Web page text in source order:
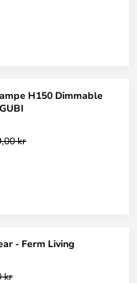
H150 Dimmable
kr
- Ferm Living
kr